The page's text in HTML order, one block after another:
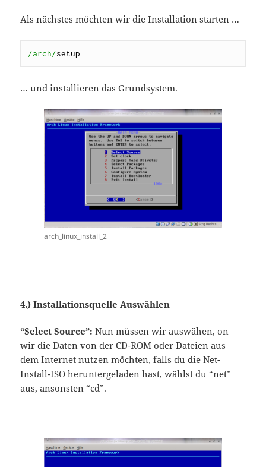
Als nächstes möchten wir die Installation starten …
/arch/setup
… und installieren das Grundsystem.
arch_linux_install_2
4.) Installationsquelle Auswählen
“Select Source”: Nun müssen wir auswähen, on
wir die Daten von der CD-ROM oder Dateien aus
dem Internet nutzen möchten, falls du die Net-
Install-ISO heruntergeladen hast, wählst du “net”
aus, ansonsten “cd”.